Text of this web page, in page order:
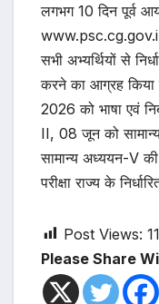
लगभग 10 दिन पूर्व
सभी अभ्यर्थियों से
करने का आग्रह
2026 को भाषा एवं
II, 08 जून को
सामान्य अध्ययन-V की
परीक्षा राज्य के
Post Views:
Please Share